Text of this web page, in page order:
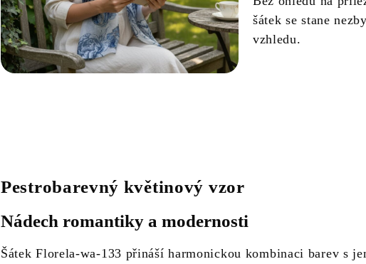
šátek se stane
vzhledu.
Pestrobarevný květinový vzor
Nádech romantiky a modernosti
Šátek Florela-wa-133 přináší harmonickou kombinaci barev s